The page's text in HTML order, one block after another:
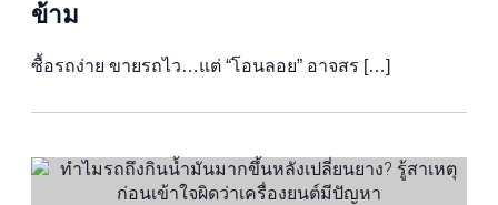
ข้าม
ซื้อรถง่าย ขายรถไว…แต่ “โอนลอย” อาจสร […]